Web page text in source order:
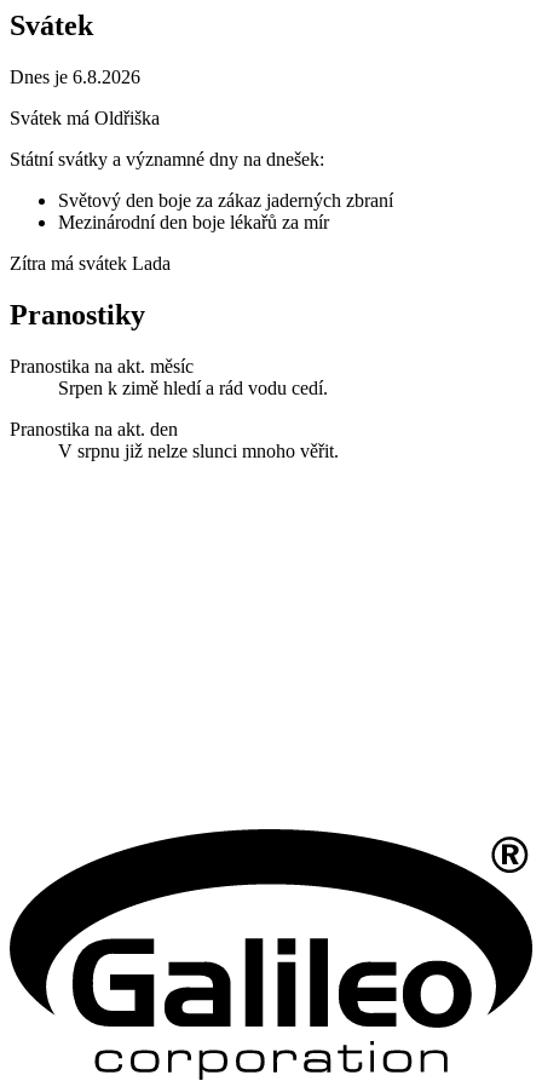
Svátek
Dnes je 6.8.2026
Svátek má Oldřiška
Státní svátky a významné dny na dnešek:
Světový den boje za zákaz jaderných zbraní
Mezinárodní den boje lékařů za mír
Zítra má svátek Lada
Pranostiky
Pranostika na akt. měsíc
Srpen k zimě hledí a rád vodu cedí.
Pranostika na akt. den
V srpnu již nelze slunci mnoho věřit.